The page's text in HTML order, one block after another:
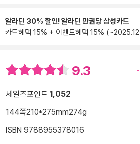
알라딘 30% 할인! 알라딘 만권당 삼성카드
카드혜택 15% + 이벤트혜택 15%
9.3
세일즈포인트 1,052
144쪽210*275mm274g
ISBN 9788955378016